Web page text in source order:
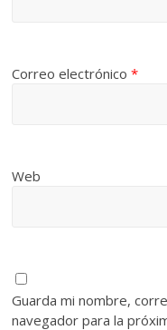
Correo electrónico*
Web
Guarda mi nombre,
navegador para la